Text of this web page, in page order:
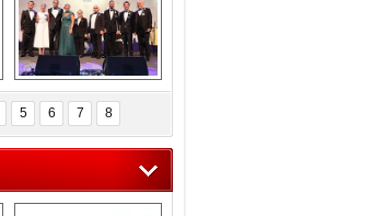
seyrine başladı
5. Bosphorus Ship
Brokers Dinner,
İstanbul’da yapıldı
5 6 7 8